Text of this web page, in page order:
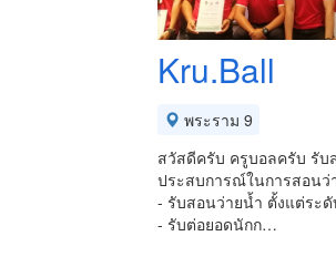
Kru.Ball
พระราม 9
สวัสดีครับ ครูบอลครับ รับ
ประสบการณ์ในการสอนว่
- รับสอนว่ายน้ำ ตั้งแต่ระ
- รับต่อยอดนักก…